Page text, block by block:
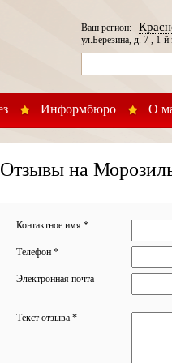
Информбюро О
Ваш регион:
ул.Березина, д. 7 , 1-й
Отзывы на
Контактное имя *
Телефон *
Электронная почта
Текст отзыва *